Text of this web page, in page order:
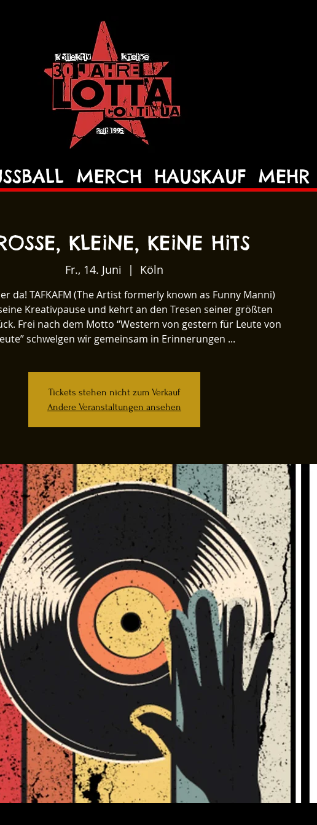
MERCH HAUSKAUF MEHR
KLEiNE, KEiNE HiTS
Fr., 14. Juni
  |
Köln
da! TAFKAFM (The Artist formerly known as Funny Manni)
Kreativpause und kehrt an den Tresen seiner größten
Frei nach dem Motto “Western von gestern für Leute von
schwelgen wir gemeinsam in Erinnerungen ...
Tickets stehen nicht zum Verkauf
Andere Veranstaltungen ansehen